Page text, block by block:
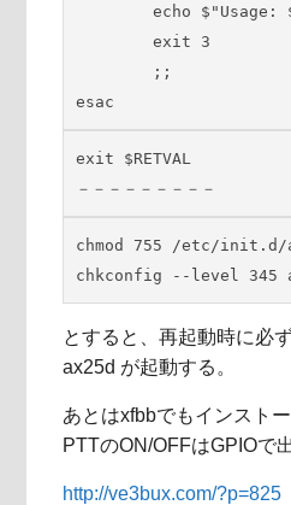
echo $"Usage:
exit 3
;;
esac
exit $RETVAL
－－－－－－－－－
chmod 755 /etc/init.d/
chkconfig --level 345
とすると、再起動時に必
ax25d が起動する。
あとはxfbbでもインストー
PTTのON/OFFはGPIOで
http://ve3bux.com/?p=825